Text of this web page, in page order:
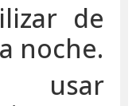
de
noche.
usar